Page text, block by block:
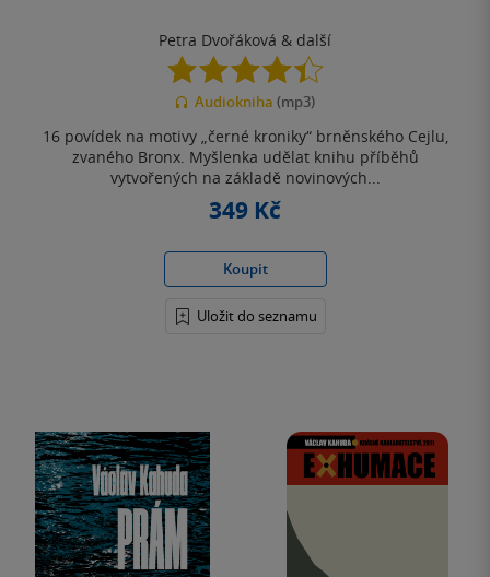
Petra Dvořáková & další
4.4
z
5
Audiokniha (mp3)
16 povídek na motivy „černé kroniky“ brněnského Cejlu,
zvaného Bronx. Myšlenka udělat knihu příběhů
vytvořených na základě novinových...
349 Kč
Koupit
Uložit do seznamu